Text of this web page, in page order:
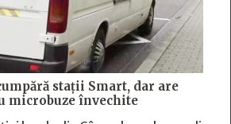
staţii Smart, dar are
microbuze învechite